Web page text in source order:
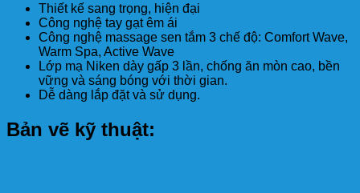
Thiết kế sang trọng, hiện đại
Công nghệ tay gạt êm ái
Công nghệ massage sen tắm 3 chế độ: Comfort Wave,
Warm Spa, Active Wave
Lớp mạ Niken dày gấp 3 lần, chống ăn mòn cao, bền
vững và sáng bóng với thời gian.
Dễ dàng lắp đặt và sử dụng.
Bản vẽ kỹ thuật: